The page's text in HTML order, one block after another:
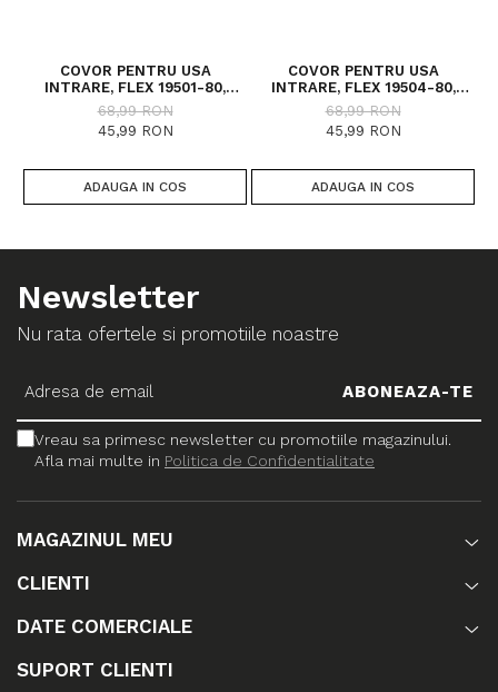
COVOR PENTRU USA
INTRARE, FLEX 19501-80,
ANTIDERAPANT, GRI / NEGRU,
50X80 CM
68,99 RON
45,99 RON
ADAUGA IN COS
COVOR PENTRU USA
INTRARE, FLEX 19504-80,
ANTIDERAPANT, GRI, 50X80
CM
68,99 RON
45,99 RON
ADAUGA IN COS
Newsletter
Nu rata ofertele si promotiile noastre
Vreau sa primesc newsletter cu promotiile magazinului.
Afla mai multe in Politica de Confidentialitate
MAGAZINUL MEU
CLIENTI
DATE COMERCIALE
SUPORT CLIENTI